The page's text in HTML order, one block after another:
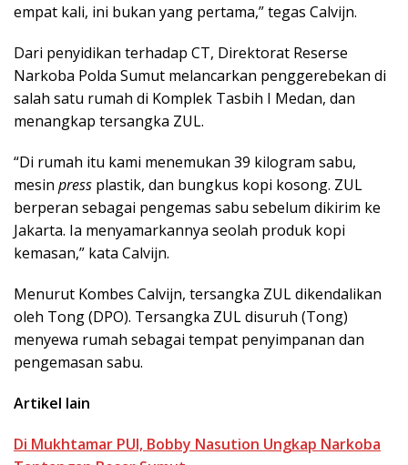
empat kali, ini bukan yang pertama,” tegas Calvijn.
Dari penyidikan terhadap CT, Direktorat Reserse
Narkoba Polda Sumut melancarkan penggerebekan di
salah satu rumah di Komplek Tasbih I Medan, dan
menangkap tersangka ZUL.
“Di rumah itu kami menemukan 39 kilogram sabu,
mesin press plastik, dan bungkus kopi kosong. ZUL
berperan sebagai pengemas sabu sebelum dikirim ke
Jakarta. Ia menyamarkannya seolah produk kopi
kemasan,” kata Calvijn.
Menurut Kombes Calvijn, tersangka ZUL dikendalikan
oleh Tong (DPO). Tersangka ZUL disuruh (Tong)
menyewa rumah sebagai tempat penyimpanan dan
pengemasan sabu.
Artikel lain
Di Mukhtamar PUI, Bobby Nasution Ungkap Narkoba